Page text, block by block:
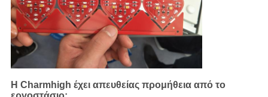
Η Charmhigh έχει απευθείας προμήθεια από το